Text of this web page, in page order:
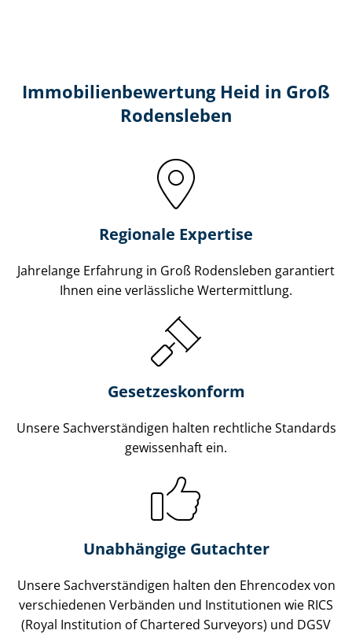
Immobilien­bewertung Heid in Groß
Rodensleben
Regionale Expertise
Jahrelange Erfahrung in Groß Rodensleben garantiert
Ihnen eine verlässliche Wertermittlung.
Gesetzes­konform
Unsere Sach­ver­stän­di­gen halten rechtliche Standards
gewissenhaft ein.
Unabhängige Gutachter
Unsere Sach­ver­stän­di­gen halten den Ehrencodex von
verschiedenen Verbänden und Institutionen wie RICS
(Royal Institution of Chartered Surveyors) und DGSV